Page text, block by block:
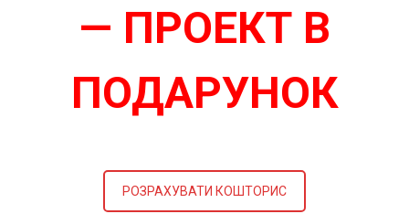
— ПРОЕКТ В
ПОДАРУНОК
РОЗРАХУВАТИ КОШТОРИС